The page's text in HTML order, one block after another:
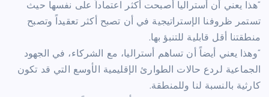
“هذا يعني أن أستراليا أصبحت أكثر اعتماداً على نفسها حيث
تستمر ظروفنا الإستراتيجية في أن تصبح أكثر تعقيداً وتصبح
منطقتنا أقل قابلية للتنبؤ بها.
“وهذا يعني أيضاً أن تساهم أستراليا، مع الشركاء، في الجهود
الجماعية لردع حالات الطوارئ الإقليمية الأوسع التي قد تكون
كارثية بالنسبة لنا وللمنطقة.